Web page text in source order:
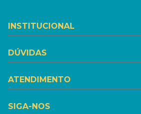
INSTITUCIONAL
DÚVIDAS
ATENDIMENTO
SIGA-NOS